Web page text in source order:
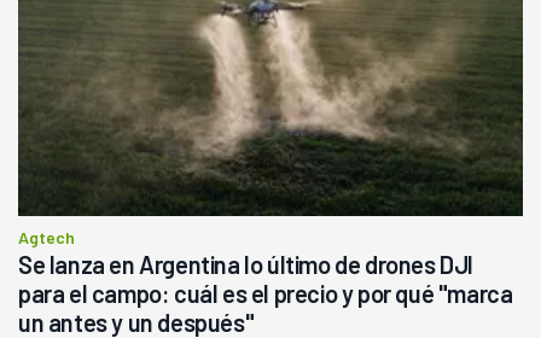
Agtech
Se lanza en Argentina lo último de drones DJI
para el campo: cuál es el precio y por qué "marca
un antes y un después"